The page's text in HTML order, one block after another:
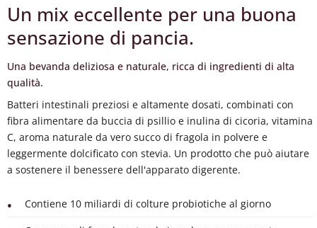
Un mix eccellente per una buona
sensazione di pancia.
Una bevanda deliziosa e naturale, ricca di ingredienti di alta
qualità.
Batteri intestinali preziosi e altamente dosati, combinati con
fibra alimentare da buccia di psillio e inulina di cicoria, vitamina
C, aroma naturale da vero succo di fragola in polvere e
leggermente dolcificato con stevia. Un prodotto che può aiutare
a sostenere il benessere dell'apparato digerente.
Contiene 10 miliardi di colture probiotiche al giorno